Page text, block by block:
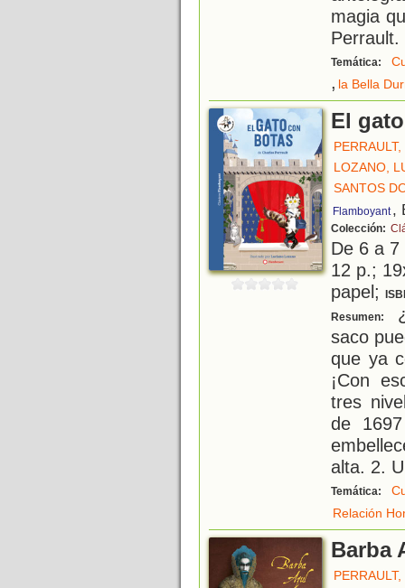
magia
Perrault.
Temática:
, la Bella
El
LOZANO,
SANTOS
Flamboyant ,
Colección:
De 6 a
12 p.;
papel;
Resumen:
saco
que ya
¡Con
tres
de
alta. 2.
Temática:
Relación
Barba